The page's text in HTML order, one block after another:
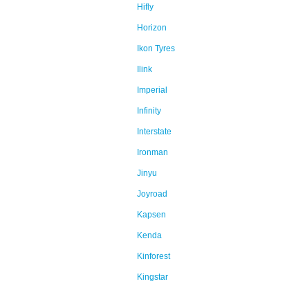
Hifly
Horizon
Ikon Tyres
Ilink
Imperial
Infinity
Interstate
Ironman
Jinyu
Joyroad
Kapsen
Kenda
Kinforest
Kingstar